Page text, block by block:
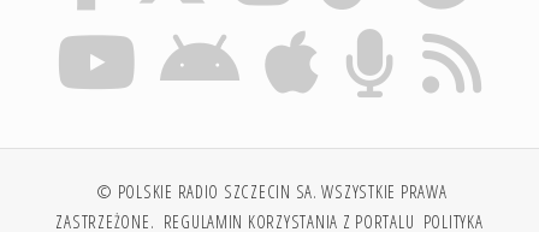
© POLSKIE RADIO SZCZECIN SA. WSZYSTKIE PRAWA
ZASTRZEŻONE. REGULAMIN KORZYSTANIA Z PORTALU POLITYKA